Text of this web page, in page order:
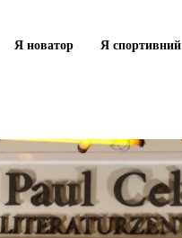
Я новатор Я спортивний